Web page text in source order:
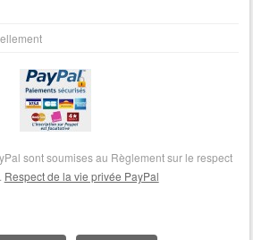
sont soumises au Règlement sur le respect
Respect de la vie privée PayPal